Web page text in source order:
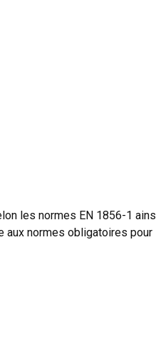
les normes EN 1856-1
aux normes obligatoires